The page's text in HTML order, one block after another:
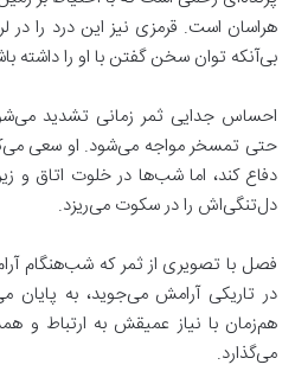
هراسان است. قرمزی نیز این درد را
بی‌آنکه توان سخن گفتن با او را داشته
احساس جدایی ثمر زمانی تشدید
حتی تمسخر مواجه می‌شود. او سعی
دفاع کند، اما شب‌ها در خلوت اتاق و
دل‌تنگی‌اش را در سکوت می‌ریزد.
فصل با تصویری از ثمر که شب‌هنگام
در تاریکی آرامش می‌جوید، به پایان
هم‌زمان با نیاز عمیقش به ارتباط و
می‌گذارد.